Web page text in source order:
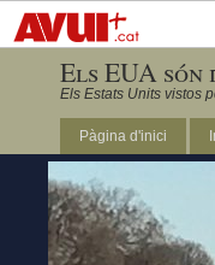
Els EUA
Els Estats Units vistos
Pàgina d'inici